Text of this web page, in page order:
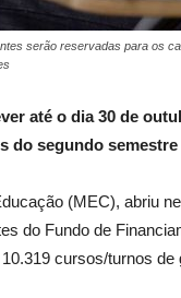
serão reservadas para os
até o dia 30 de
do segundo semestre
(MEC), abriu
do Fundo de
cursos/turnos